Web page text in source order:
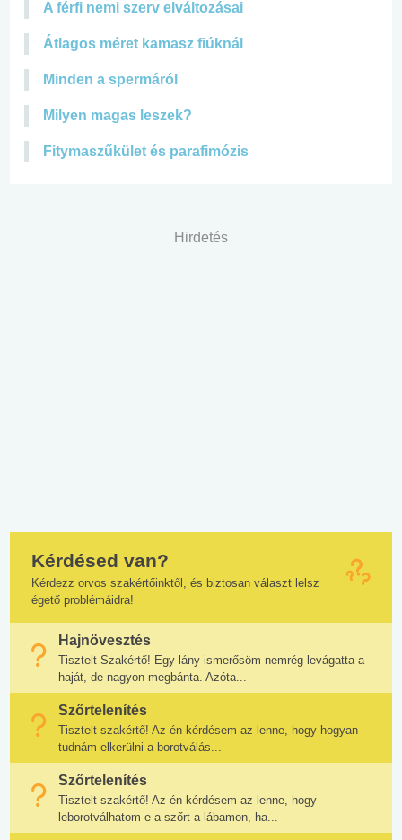
A férfi nemi szerv elváltozásai
Átlagos méret kamasz fiúknál
Minden a spermáról
Milyen magas leszek?
Fitymaszűkület és parafimózis
Hirdetés
Kérdésed van?
Kérdezz orvos szakértőinktől, és biztosan választ lelsz
égető problémáidra!
Hajnövesztés
Tisztelt Szakértő! Egy lány ismerősöm nemrég levágatta a
haját, de nagyon megbánta. Azóta...
Szőrtelenítés
Tisztelt szakértő! Az én kérdésem az lenne, hogy hogyan
tudnám elkerülni a borotválás...
Szőrtelenítés
Tisztelt szakértő! Az én kérdésem az lenne, hogy
leborotválhatom e a szőrt a lábamon, ha...